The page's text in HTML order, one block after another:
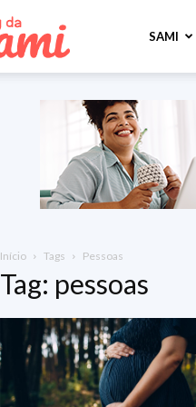
Saúde
SAMI
Início Tags Pessoas
Tag: pessoas